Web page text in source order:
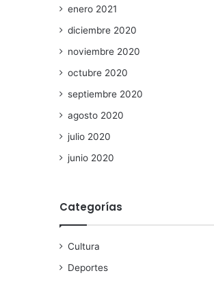
enero 2021
diciembre 2020
noviembre 2020
octubre 2020
septiembre 2020
agosto 2020
julio 2020
junio 2020
Categorías
Cultura
Deportes